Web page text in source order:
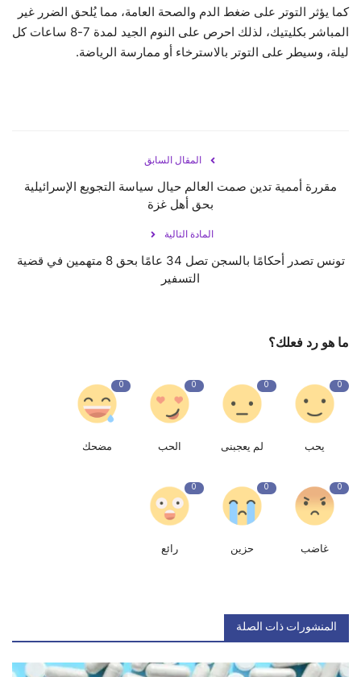
كما يؤثر التوتر على ضغط الدم والصحة العامة، مما يُلحق الضرر غير
المباشر بكليتيك، لذلك احرص على النوم الجيد لمدة 7-8 ساعات كل
ليلة، وسيطر على التوتر بالاسترخاء أو ممارسة الرياضة.
المقال السابق
مقررة أممية تدين صمت العالم حيال سياسة التجويع الإسرائيلية
بحق أهل غزة
المادة التالية
تونس تصدر أحكامًا بالسجن تصل 34 عامًا بحق 8 متهمين في قضية
التسفير
ما هو رد فعلك؟
0
يحب
0
لم يعجبنى
0
الحب
0
مضحك
0
غاضب
0
حزين
0
رائع
المنشورات ذات الصلة